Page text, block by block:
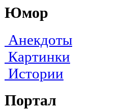
Юмор
Анекдоты
Картинки
Истории
Портал